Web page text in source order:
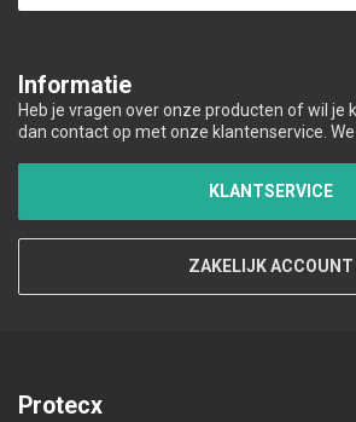
Informatie
Heb je vragen over onze producten of wil je
dan contact op met onze klantenservice.
KLANTSERVICE
ZAKELIJK ACCOUNT
Protecx